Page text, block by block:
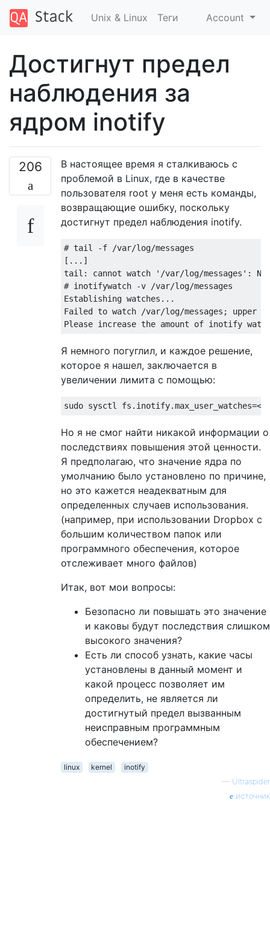
Unix & Linux Теги Account
Достигнут предел
наблюдения за
ядром inotify
206
В настоящее время я сталкиваюсь с
проблемой в Linux, где в качестве
пользователя root у меня есть команды,
возвращающие ошибку, поскольку
достигнут предел наблюдения inotify.
# tail -f /var/log/messages
[...]
tail: cannot watch '/var/log/messages':
# inotifywatch -v /var/log/messages
Establishing watches...
Failed to watch /var/log/messages; upper
Я немного погуглил, и каждое решение,
которое я нашел, заключается в
увеличении лимита с помощью:
Но я не смог найти никакой информации о
последствиях повышения этой ценности.
Я предполагаю, что значение ядра по
умолчанию было установлено по причине,
но это кажется неадекватным для
определенных случаев использования.
(например, при использовании Dropbox с
большим количеством папок или
программного обеспечения, которое
отслеживает много файлов)
Итак, вот мои вопросы:
Безопасно ли повышать это значение
и каковы будут последствия слишком
высокого значения?
Есть ли способ узнать, какие часы
установлены в данный момент и
какой процесс позволяет им
определить, не является ли
достигнутый предел вызванным
неисправным программным
обеспечением?
linux kernel
inotify
— Ultraspider
источник